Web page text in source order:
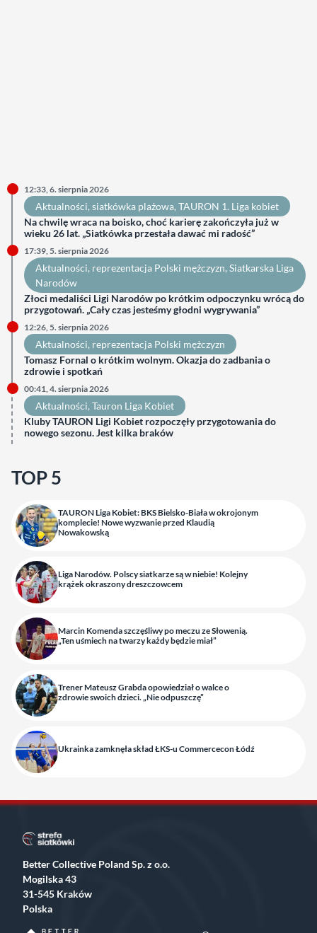
12:33, 6. sierpnia 2026
Aktualności, siatkówka plażowa, TAURON 1. Liga kobiet
Na chwilę wraca na boisko, choć karierę zakończyła już w
wieku 26 lat. „Siatkówka przestała dawać mi radość”
17:39, 5. sierpnia 2026
Aktualności, reprezentacja Polski mężczyzn, Siatkarska Liga
Narodów
Złoci medaliści Ligi Narodów po krótkim odpoczynku wrócą do
przygotowań. „Cały czas jesteśmy głodni wygrywania”
12:26, 5. sierpnia 2026
Aktualności, reprezentacja Polski mężczyzn
Tomasz Fornal o krótkim wolnym. Okazja do zadbania o
zdrowie i spotkań
00:41, 4. sierpnia 2026
Aktualności, Tauron Liga Kobiet
Kluby TAURON Ligi Kobiet rozpoczęły przygotowania do
nowego sezonu. Jest kilka braków
TOP 5
TAURON Liga Kobiet: BKS Bielsko-Biała w okrojonym
komplecie! Nowe wyzwanie przed Klaudią
Nowakowską
Liga Narodów. Polscy siatkarze są w niebie! Kolejny
krążek okraszony dreszczowcem
Marcin Komenda szczęśliwy po meczu ze Słowenią.
„Ten uśmiech na twarzy każdy będzie miał”
Trener Mateusz Grabda opowiedział o walce o
zdrowie swoich dzieci. „Nie odpuszczę”
Ukrainka zamknęła skład ŁKS-u Commercecon Łódź
Better Collective Poland Sp. z o.o.
Mogilska 43
31-545 Kraków
Polska